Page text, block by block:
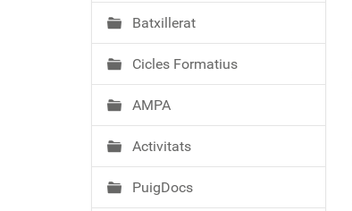
ó
Batxillerat
Cicles Formatius
AMPA
Activitats
PuigDocs